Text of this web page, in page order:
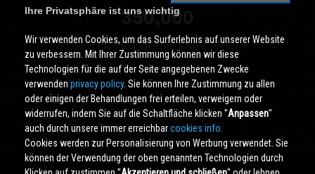
350,000
SEITEN PRO MONAT ANGESEHEN
Ihre Privatsphäre ist uns wichtig
Wir verwenden Cookies, um das Surferlebnis auf unserer Website
zu verbessern. Mit Ihrer Zustimmung können wir diese
Technologien für die auf der Seite angegebenen Zwecke
verwenden privacy policy. Sie können Ihre Zustimmung zu allen
oder einigen der Behandlungen frei erteilen, verweigern oder
widerrufen, indem Sie auf die Schaltfläche klicken ''Anpassen''
auch durch unsere immer erreichbarcookies info.
Cookies werden zur Personalisierung von Werbung verwendet. Sie
können der Verwendung der oben genannten Technologien durch